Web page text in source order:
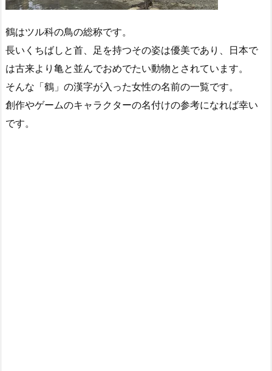
鶴はツル科の鳥の総称です。
長いくちばしと首、足を持つその姿は優美であり、日本で
は古来より亀と並んでおめでたい動物とされています。
そんな「鶴」の漢字が入った女性の名前の一覧です。
創作やゲームのキャラクターの名付けの参考になれば幸い
です。